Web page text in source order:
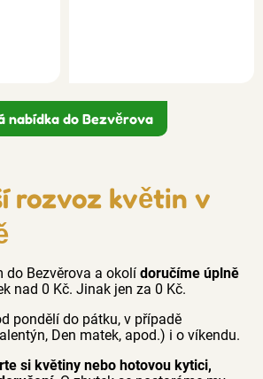
nabídka do Bezvěrova
rozvoz květin v
Bezvěrova a okolí doručíme úplně
nad 0 Kč. Jinak jen za 0 Kč.
pondělí do pátku, v případě
Den matek, apod.) i o víkendu.
si květiny nebo hotovou kytici,